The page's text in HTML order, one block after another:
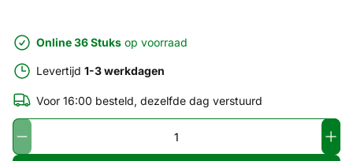
Online 36 Stuks op voorraad
Levertijd 1-3 werkdagen
Voor 16:00 besteld, dezelfde dag verstuurd